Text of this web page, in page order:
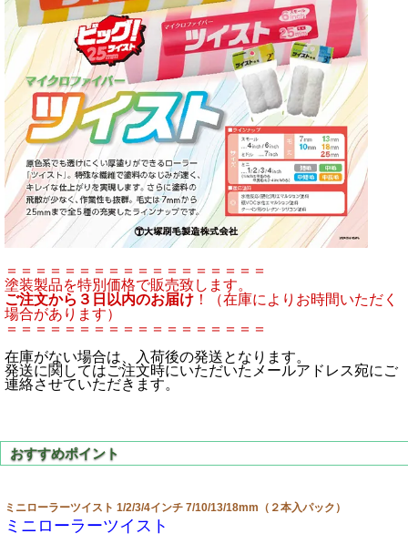
＝＝＝＝＝＝＝＝＝＝＝＝＝＝＝＝＝＝
塗装製品を特別価格で販売致します。
ご注文から３日以内のお届け ！（在庫によりお時間いただく
場合があります）
＝＝＝＝＝＝＝＝＝＝＝＝＝＝＝＝＝＝
在庫がない場合は、入荷後の発送となります。
発送に関してはご注文時にいただいたメールアドレス宛にご
連絡させていただきます。
ミニローラーツイスト 1/2/3/4インチ 7/10/13/18mm（２本入パック）
ミニローラーツイスト